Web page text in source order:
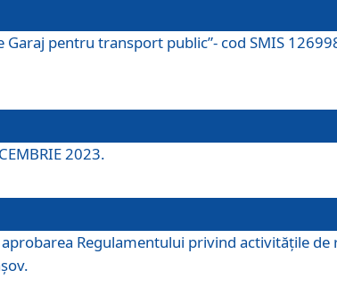
pentru transport public”- cod SMIS
2023.
Regulamentului privind activitățile